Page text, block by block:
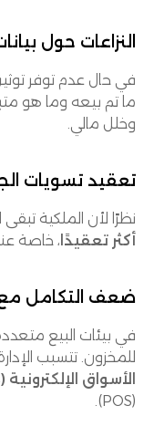
النزاعات حول
في حال عدم توفر
ما تم بيعه وما هو
وخلل مالي.
تعقيد تسويات
نظرًا لأن الملكية
أكثر تعقيدًا ، خاصة
ضعف التكامل مع
في بيئات البيع
للمخزون. تتسبب
الأسواق الإلكترونية (marketplaces)
(POS).